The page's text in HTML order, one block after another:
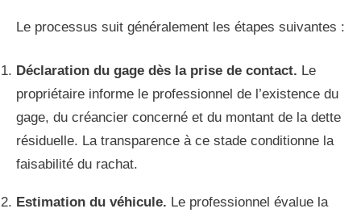
Le processus suit généralement les étapes suivantes :
Déclaration du gage dès la prise de contact. Le
propriétaire informe le professionnel de l’existence du
gage, du créancier concerné et du montant de la dette
résiduelle. La transparence à ce stade conditionne la
faisabilité du rachat.
Estimation du véhicule. Le professionnel évalue la